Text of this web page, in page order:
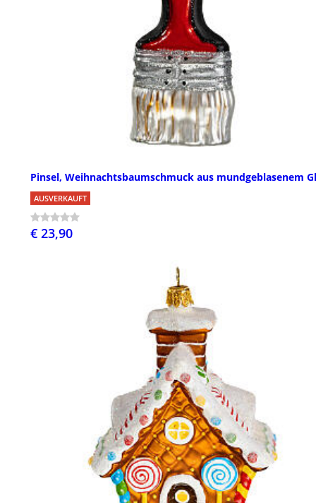
Pinsel, Weihnachtsbaumschmuck aus mundgeblasenem
AUSVERKAUFT
€ 23,90